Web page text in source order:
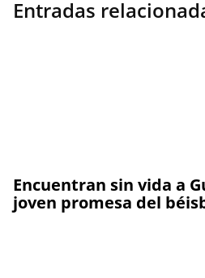
Entradas
Encuentran sin vida a
joven promesa del